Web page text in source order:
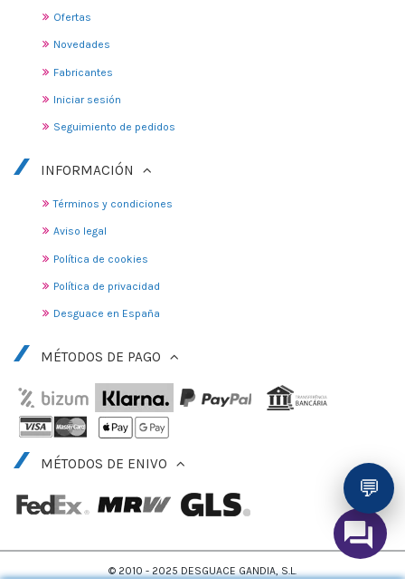
Ofertas
Novedades
Fabricantes
Iniciar sesión
Seguimiento de pedidos
INFORMACIÓN
Términos y condiciones
Aviso legal
Política de cookies
Política de privacidad
Desguace en España
MÉTODOS DE PAGO
MÉTODOS DE ENIVO
💬
© 2010 - 2025 DESGUACE GANDIA, S.L.